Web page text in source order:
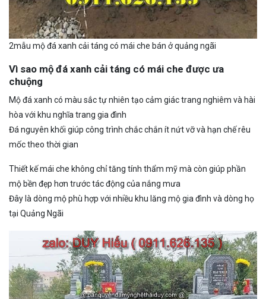
2mẫu mộ đá xanh cải táng có mái che bán ở quảng ngãi
Vì sao mộ đá xanh cải táng có mái che được ưa
chuộng
Mộ đá xanh có màu sắc tự nhiên tạo cảm giác trang nghiêm và hài
hòa với khu nghĩa trang gia đình
Đá nguyên khối giúp công trình chắc chắn ít nứt vỡ và hạn chế rêu
mốc theo thời gian
Thiết kế mái che không chỉ tăng tính thẩm mỹ mà còn giúp phần
mộ bền đẹp hơn trước tác động của nắng mưa
Đây là dòng mộ phù hợp với nhiều khu lăng mộ gia đình và dòng họ
tại Quảng Ngãi